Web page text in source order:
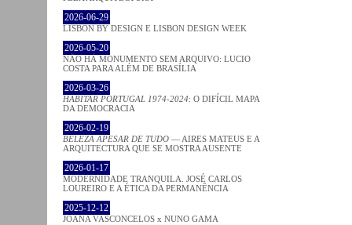
2026-06-29
LISBON BY DESIGN E LISBON DESIGN WEEK
2026-05-20
NÃO HÁ MONUMENTO SEM ARQUIVO: LUCIO
COSTA PARA ALÉM DE BRASÍLIA
2026-03-26
HABITAR PORTUGAL 1974-2024: O DIFÍCIL MAPA
DA DEMOCRACIA
2026-02-19
BELEZA APESAR DE TUDO — AIRES MATEUS E A
ARQUITECTURA QUE SE MOSTRA AUSENTE
2026-01-17
MODERNIDADE TRANQUILA. JOSÉ CARLOS
LOUREIRO E A ÉTICA DA PERMANÊNCIA
2025-12-12
JOANA VASCONCELOS x NUNO GAMA